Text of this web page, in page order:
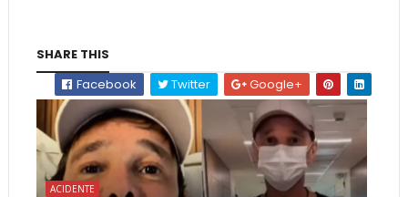
SHARE THIS
Facebook
Twitter Google+
ACIDENTE